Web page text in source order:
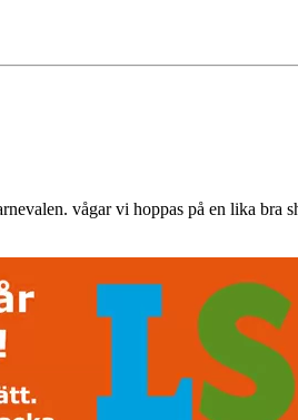
vågar vi hoppas på en lika bra